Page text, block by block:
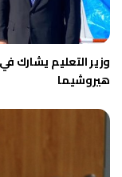
هيروشيما